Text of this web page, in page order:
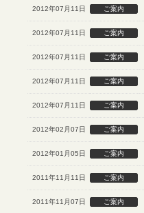
2012年07月11日 ご案内
2012年07月11日 ご案内
2012年07月11日 ご案内
2012年07月11日 ご案内
2012年07月11日 ご案内
2012年02月07日 ご案内
2012年01月05日 ご案内
2011年11月11日 ご案内
2011年11月07日 ご案内